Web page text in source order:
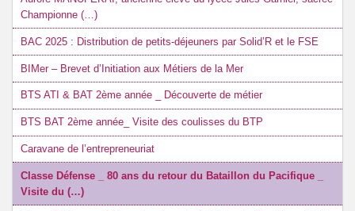
Championne (…)
BAC 2025 : Distribution de petits-déjeuners par Solid’R et le FSE
BIMer – Brevet d’Initiation aux Métiers de la Mer
BTS ATI & BAT 2ème année _ Découverte de métier
BTS BAT 2ème année_ Visite des coulisses du BTP
Caravane de l’entrepreneuriat
Classe Défense _ 80 ans du retour du Bataillon du Pacifique _
Visite du (…)